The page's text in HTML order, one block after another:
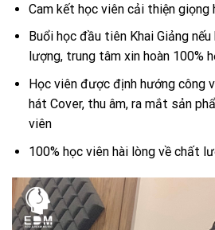
Cam kết học viên cải thiện
Buổi học đầu tiên Khai Giảng
lượng, trung tâm xin hoàn 100%
Học viên được định hướng công
hát Cover, thu âm, ra mắt sản
viên
100% học viên hài lòng về chất